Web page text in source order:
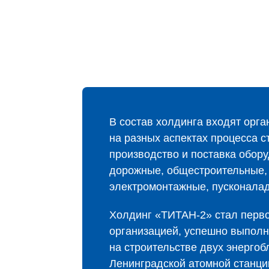
В состав холдинга входят
на разных аспектах процесса
производство и поставка
дорожные,
электромонтажные,
Холдинг «ТИТАН‑2» стал
организацией, успешно
на строительстве двух
Ленинградской атомной